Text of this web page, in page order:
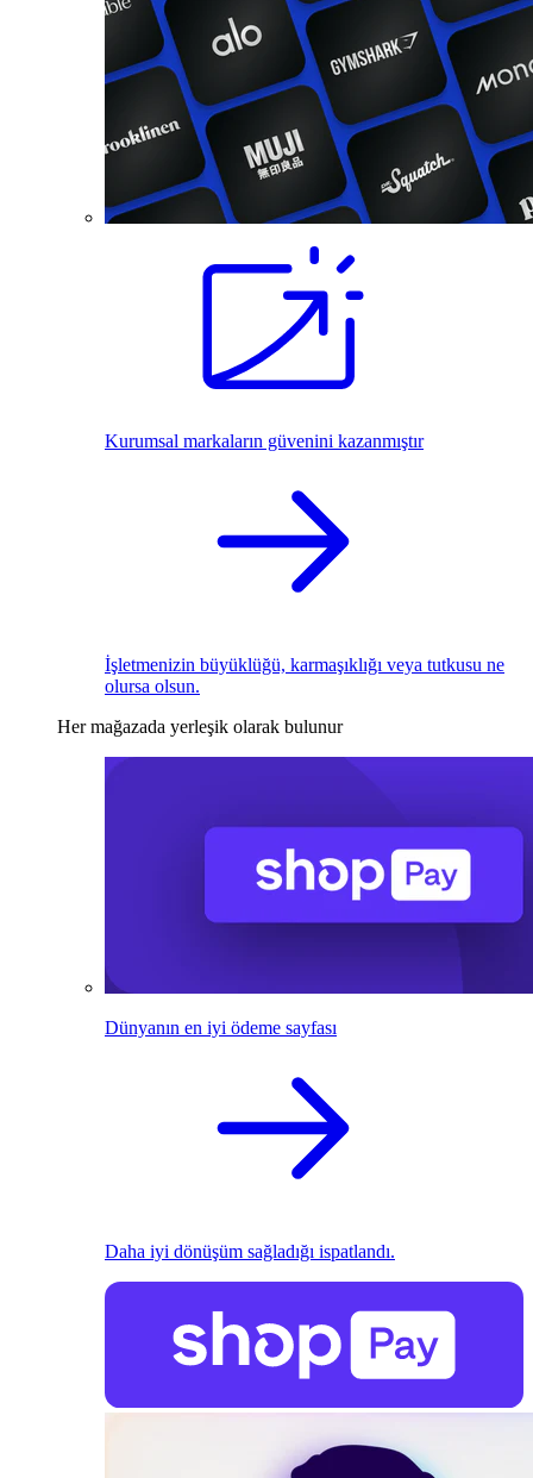
Kurumsal markaların güvenini kazanmıştır
İşletmenizin büyüklüğü, karmaşıklığı veya tutkusu ne
olursa olsun.
Her mağazada yerleşik olarak bulunur
Dünyanın en iyi ödeme sayfası
Daha iyi dönüşüm sağladığı ispatlandı.